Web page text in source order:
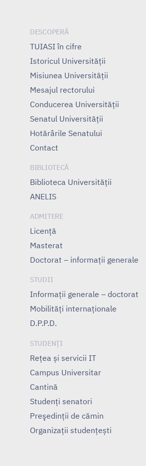
DESCOPERĂ
TUIASI în cifre
Istoricul Universităţii
Misiunea Universităţii
Mesajul rectorului
Conducerea Universităţii
Senatul Universității
Hotărârile Senatului
Contact
BIBLIOTECĂ
Biblioteca Universității
ANELIS
ADMITERE
Licență
Masterat
Doctorat – informații generale
STUDII
Informații generale – doctorat
Mobilități internaționale
D.P.P.D.
STUDENȚI
Rețea și servicii IT
Campus Universitar
Cantină
Studenți senatori
Preşedinţii de cămin
Organizații studențești